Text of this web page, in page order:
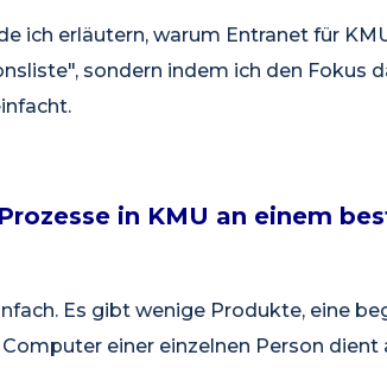
ich erläutern, warum Entranet für
sondern indem ich den Fokus
in KMU an einem
Es gibt wenige Produkte, eine
einer einzelnen Person dient